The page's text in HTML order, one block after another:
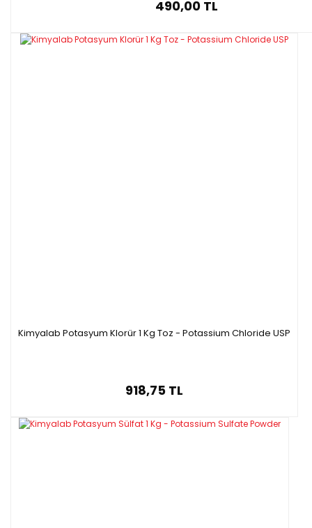
490,00 TL
Kimyalab Potasyum Klorür 1 Kg Toz - Potassium Chloride USP
918,75 TL